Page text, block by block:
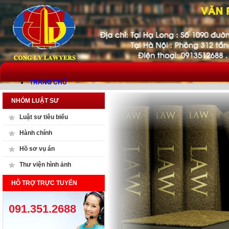
TRANG CHỦ
GIỚI THIỆU
Giới thiệu chung
Thành viên
Luật sư
Nhân viên hành chính
DỊCH VỤ
NHÓM LUẬT SƯ
Luật sư tiêu biểu
Hành chính
Hồ sơ vụ án
Thư viện hình ảnh
HỖ TRỢ TRỰC TUYẾN
091.351.2688